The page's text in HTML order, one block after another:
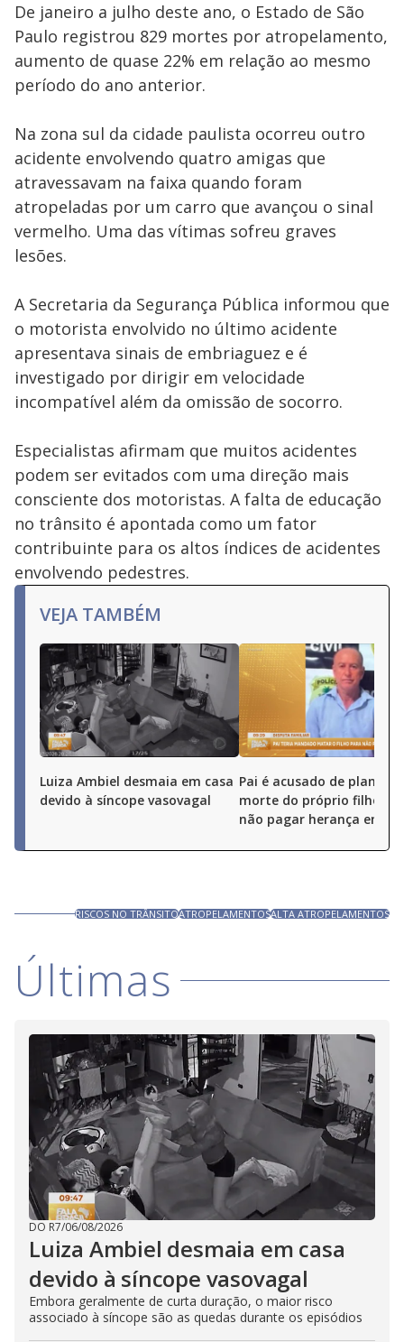
De janeiro a julho deste ano, o Estado de São
Paulo registrou 829 mortes por atropelamento,
aumento de quase 22% em relação ao mesmo
período do ano anterior.
Na zona sul da cidade paulista ocorreu outro
acidente envolvendo quatro amigas que
atravessavam na faixa quando foram
atropeladas por um carro que avançou o sinal
vermelho. Uma das vítimas sofreu graves
lesões.
A Secretaria da Segurança Pública informou que
o motorista envolvido no último acidente
apresentava sinais de embriaguez e é
investigado por dirigir em velocidade
incompatível além da omissão de socorro.
Especialistas afirmam que muitos acidentes
podem ser evitados com uma direção mais
consciente dos motoristas. A falta de educação
no trânsito é apontada como um fator
contribuinte para os altos índices de acidentes
envolvendo pedestres.
VEJA TAMBÉM
Luiza Ambiel desmaia em casa
devido à síncope vasovagal
Pai é acusado de planejar
morte do próprio filho
não pagar herança em
RISCOS NO TRÂNSITOATROPELAMENTOSALTA ATROPELAMENTOS
Últimas
DO R7/06/08/2026
Luiza Ambiel desmaia em casa
devido à síncope vasovagal
Embora geralmente de curta duração, o maior risco
associado à síncope são as quedas durante os episódios